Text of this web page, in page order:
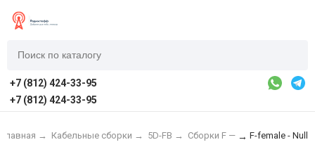
+7 (812) 424-33-95
+7 (812) 424-33-95
Главная → Кабельные сборки → 5D-FB → Сборки F — → F-female - Null